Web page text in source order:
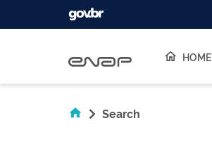
HOME
Search